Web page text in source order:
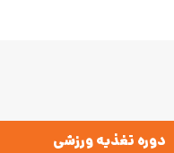
دوره تغذیه ورزشی